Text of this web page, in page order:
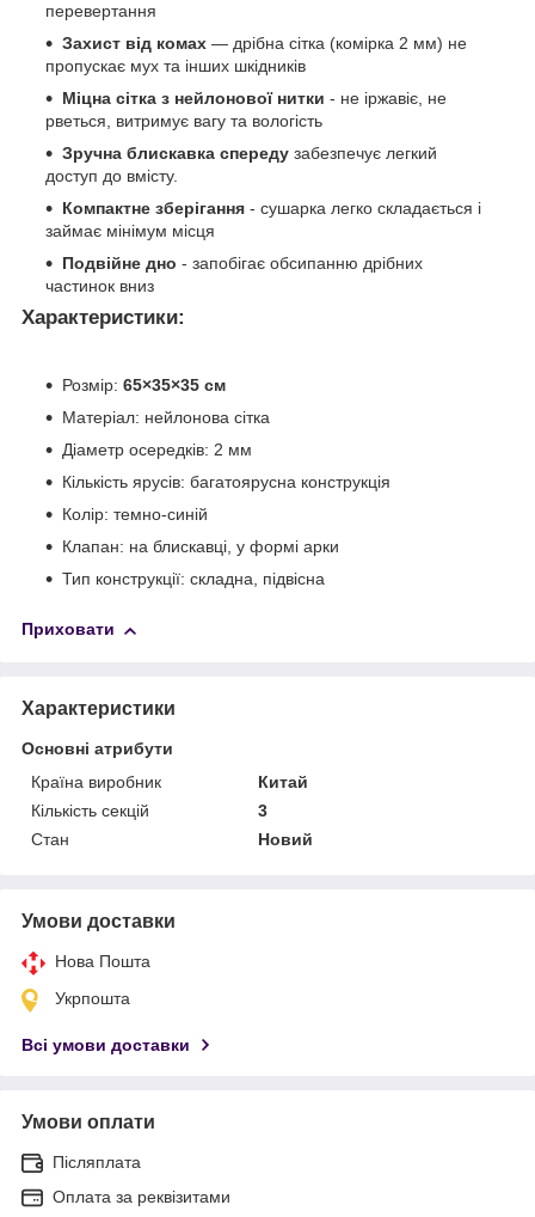
перевертання
Захист від комах — дрібна сітка (комірка 2 мм) не
пропускає мух та інших шкідників
Міцна сітка з нейлонової нитки - не іржавіє, не
рветься, витримує вагу та вологість
Зручна блискавка спереду забезпечує легкий
доступ до вмісту.
Компактне зберігання - сушарка легко складається і
займає мінімум місця
Подвійне дно - запобігає обсипанню дрібних
частинок вниз
Характеристики:
Розмір: 65×35×35 см
Матеріал: нейлонова сітка
Діаметр осередків: 2 мм
Кількість ярусів: багатоярусна конструкція
Колір: темно-синій
Клапан: на блискавці, у формі арки
Тип конструкції: складна, підвісна
Приховати
Характеристики
Основні атрибути
Країна виробник
Китай
Кількість секцій
3
Стан
Новий
Умови доставки
Нова Пошта
Укрпошта
Всі умови доставки
Умови оплати
Післяплата
Оплата за реквізитами